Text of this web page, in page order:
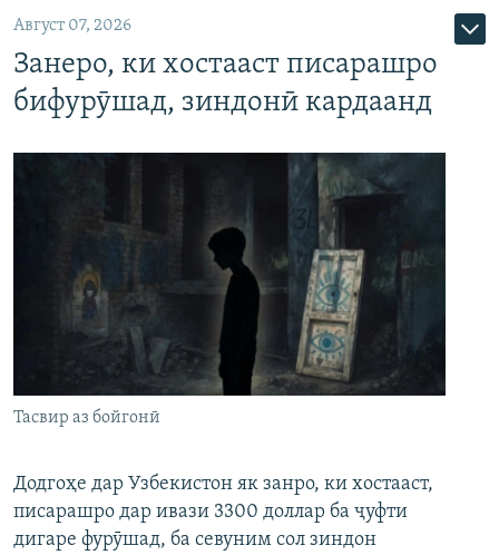
Август 07, 2026
Занеро, ки хостааст писарашро
бифурӯшад, зиндонӣ кардаанд
Тасвир аз бойгонӣ
Додгоҳе дар Узбекистон як занро, ки хостааст,
писарашро дар ивази 3300 доллар ба ҷуфти
дигаре фурӯшад, ба севуним сол зиндон